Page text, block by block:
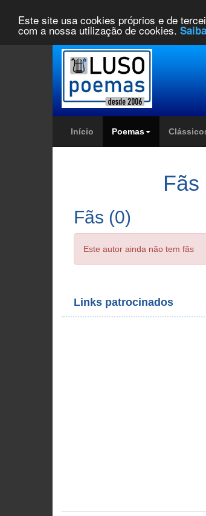
Este site usa cookies próprios e de
com a nossa utilização de cookies.
Início Poemas
Fãs (0)
Este autor ainda não tem fãs
Links patrocinados